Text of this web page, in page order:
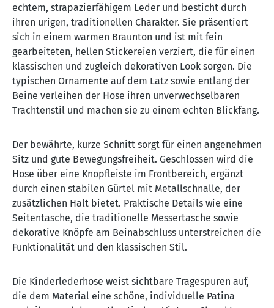
echtem, strapazierfähigem Leder und besticht durch
ihren urigen, traditionellen Charakter. Sie präsentiert
sich in einem warmen Braunton und ist mit fein
gearbeiteten, hellen Stickereien verziert, die für einen
klassischen und zugleich dekorativen Look sorgen. Die
typischen Ornamente auf dem Latz sowie entlang der
Beine verleihen der Hose ihren unverwechselbaren
Trachtenstil und machen sie zu einem echten Blickfang.
Der bewährte, kurze Schnitt sorgt für einen angenehmen
Sitz und gute Bewegungsfreiheit. Geschlossen wird die
Hose über eine Knopfleiste im Frontbereich, ergänzt
durch einen stabilen Gürtel mit Metallschnalle, der
zusätzlichen Halt bietet. Praktische Details wie eine
Seitentasche, die traditionelle Messertasche sowie
dekorative Knöpfe am Beinabschluss unterstreichen die
Funktionalität und den klassischen Stil.
Die Kinderlederhose weist sichtbare Tragespuren auf,
die dem Material eine schöne, individuelle Patina